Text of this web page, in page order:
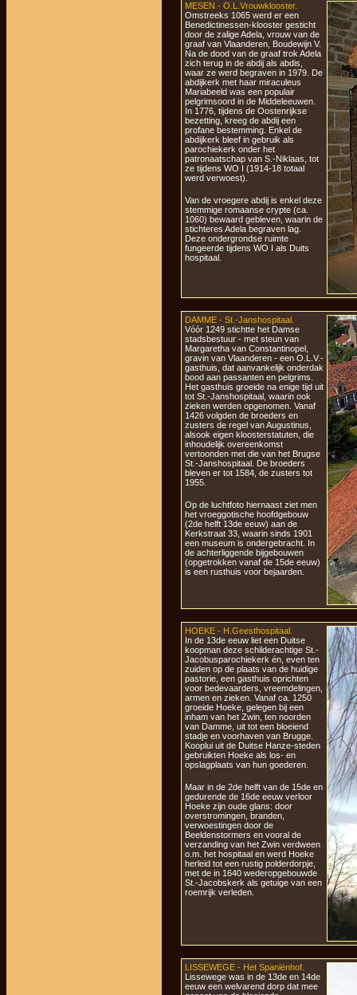
MESEN - O.L.Vrouwklooster.
Omstreeks 1065 werd er een
Benedictinessen-klooster gesticht
door de zalige Adela, vrouw van de
graaf van Vlaanderen, Boudewijn V.
Na de dood van de graaf trok Adela
zich terug in de abdij als abdis,
waar ze werd begraven in 1979. De
abdijkerk met haar miraculeus
Mariabeeld was een populair
pelgrimsoord in de Middeleeuwen.
In 1776, tijdens de Oostenrijkse
bezetting, kreeg de abdij een
profane bestemming. Enkel de
abdijkerk bleef in gebruik als
parochiekerk onder het
patronaatschap van S.-Niklaas, tot
ze tijdens WO I (1914-18 totaal
werd verwoest).
Van de vroegere abdij is enkel deze
stemmige romaanse crypte (ca.
1060) bewaard gebleven, waarin de
stichteres Adela begraven lag.
Deze ondergrondse ruimte
fungeerde tijdens WO I als Duits
hospitaal.
DAMME - St.-Janshospitaal.
Vóór 1249 stichtte het Damse
stadsbestuur - met steun van
Margaretha van Constantinopel,
gravin van Vlaanderen - een O.L.V.-
gasthuis, dat aanvankelijk onderdak
bood aan passanten en pelgrims.
Het gasthuis groeide na enige tijd uit
tot St.-Janshospitaal, waarin ook
zieken werden opgenomen. Vanaf
1426 volgden de broeders en
zusters de regel van Augustinus,
alsook eigen kloosterstatuten, die
inhoudelijk overeenkomst
vertoonden met die van het Brugse
St.-Janshospitaal. De broeders
bleven er tot 1584, de zusters tot
1955.
Op de luchtfoto hiernaast ziet men
het vroeggotische hoofdgebouw
(2de helft 13de eeuw) aan de
Kerkstraat 33, waarin sinds 1901
een museum is ondergebracht. In
de achterliggende bijgebouwen
(opgetrokken vanaf de 15de eeuw)
is een rusthuis voor bejaarden.
HOEKE - H.Geesthospitaal.
In de 13de eeuw liet een Duitse
koopman deze schilderachtige St.-
Jacobusparochiekerk én, even ten
zuiden op de plaats van de huidige
pastorie, een gasthuis oprichten
voor bedevaarders, vreemdelingen,
armen en zieken. Vanaf ca. 1250
groeide Hoeke, gelegen bij een
inham van het Zwin, ten noorden
van Damme, uit tot een bloeiend
stadje en voorhaven van Brugge.
Kooplui uit de Duitse Hanze-steden
gebruikten Hoeke als los- en
opslagplaats van hun goederen.
Maar in de 2de helft van de 15de en
gedurende de 16de eeuw verloor
Hoeke zijn oude glans: door
overstromingen, branden,
verwoestingen door de
Beeldenstormers en vooral de
verzanding van het Zwin verdween
o.m. het hospitaal en werd Hoeke
herleid tot een rustig polderdorpje,
met de in 1640 wederopgebouwde
St.-Jacobskerk als getuige van een
roemrijk verleden.
LISSEWEGE - Het Spaniënhof.
Lissewege was in de 13de en 14de
eeuw een welvarend dorp dat mee